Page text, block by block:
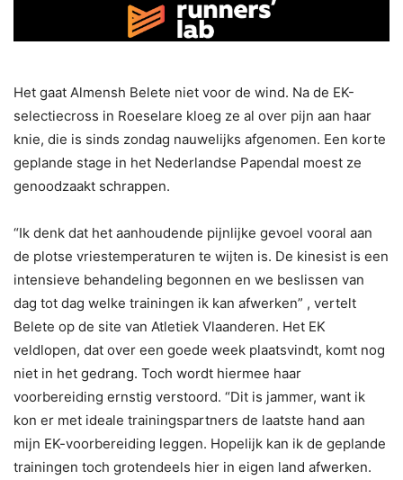
Het gaat Almensh Belete niet voor de wind. Na de EK-
selectiecross in Roeselare kloeg ze al over pijn aan haar
knie, die is sinds zondag nauwelijks afgenomen. Een korte
geplande stage in het Nederlandse Papendal moest ze
genoodzaakt schrappen.
“Ik denk dat het aanhoudende pijnlijke gevoel vooral aan
de plotse vriestemperaturen te wijten is. De kinesist is een
intensieve behandeling begonnen en we beslissen van
dag tot dag welke trainingen ik kan afwerken” , vertelt
Belete op de site van Atletiek Vlaanderen. Het EK
veldlopen, dat over een goede week plaatsvindt, komt nog
niet in het gedrang. Toch wordt hiermee haar
voorbereiding ernstig verstoord. “Dit is jammer, want ik
kon er met ideale trainingspartners de laatste hand aan
mijn EK-voorbereiding leggen. Hopelijk kan ik de geplande
trainingen toch grotendeels hier in eigen land afwerken.